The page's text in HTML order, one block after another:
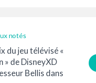
notés
du jeu télévisé «
» de DisneyXD
Bellis dans